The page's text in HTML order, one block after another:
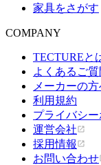
家具をさがす
COMPANY
TECTUREと
よくあるご質
メーカーの
利用規約
プライバシ
運営会社
採用情報
お問い合わせ